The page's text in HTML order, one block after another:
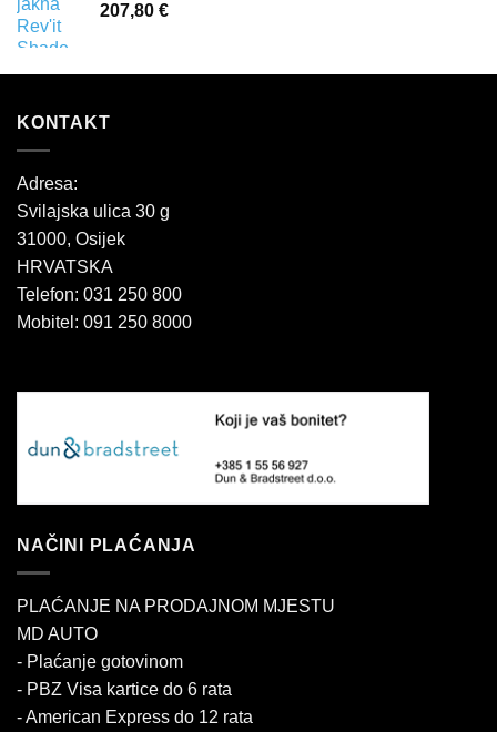
207,80 €
KONTAKT
Adresa:
Svilajska ulica 30 g
31000, Osijek
HRVATSKA
Telefon: 031 250 800
Mobitel: 091 250 8000
NAČINI PLAĆANJA
PLAĆANJE NA PRODAJNOM MJESTU
MD AUTO
- Plaćanje gotovinom
- PBZ Visa kartice do 6 rata
- American Express do 12 rata